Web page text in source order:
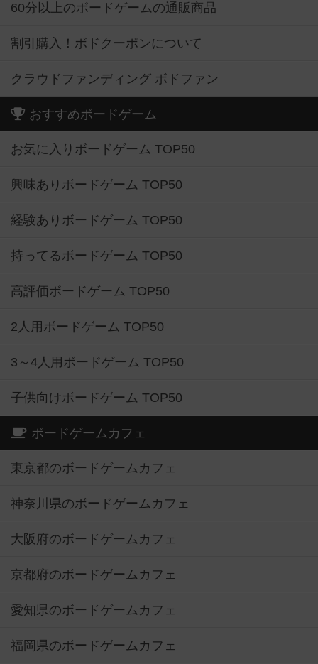
60分以上のボードゲームの通販商品
割引購入！ボドクーポンについて
クラウドファンディング ボドファン
おすすめボードゲーム
お気に入りボードゲーム TOP50
興味ありボードゲーム TOP50
経験ありボードゲーム TOP50
持ってるボードゲーム TOP50
高評価ボードゲーム TOP50
2人用ボードゲーム TOP50
3～4人用ボードゲーム TOP50
子供向けボードゲーム TOP50
ボードゲームカフェ
東京都のボードゲームカフェ
神奈川県のボードゲームカフェ
大阪府のボードゲームカフェ
京都府のボードゲームカフェ
愛知県のボードゲームカフェ
福岡県のボードゲームカフェ